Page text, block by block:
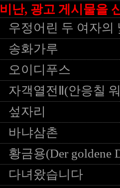
비난, 광고 게시물을
우정어린 두 여자의
송화가루
오이디푸스
자객열전Ⅱ(안응칠
섶자리
바냐삼촌
황금용(Der goldene
다녀왔습니다